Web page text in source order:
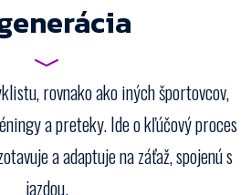
rovnako ako iných športovcov,
a preteky. Ide o kľúčový proces
a adaptuje na záťaž, spojenú s
jazdou.